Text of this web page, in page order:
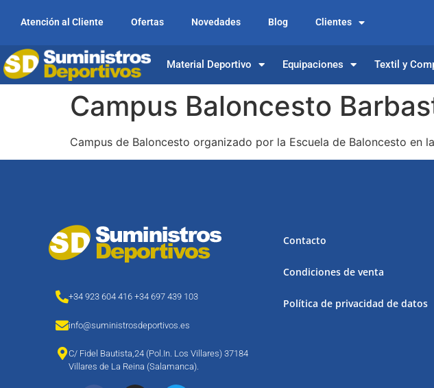
Atención al Cliente Ofertas Novedades Blog Clientes
Material Deportivo Equipaciones Textil y
Campus Baloncesto
Campus de Baloncesto organizado por la Escuela de Baloncesto en
+34 923 604 416 +34 697 439 103
info@suministrosdeportivos.es
C/ Fidel Bautista,24 (Pol.In. Los Villares) 37184
Villares de La Reina (Salamanca).
Contacto
Condiciones de venta
Política de privacidad de datos